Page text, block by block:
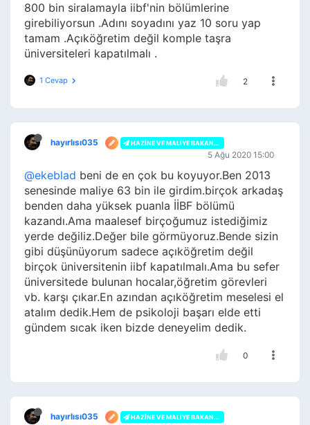
800 bin siralamayla iibf'nin bölümlerine
girebiliyorsun .Adını soyadını yaz 10 soru yap
tamam .Açıköğretim değil komple taşra
üniversiteleri kapatılmalı .
1 Cevap 2
hayırlısı035 HAZINE VE MALIYE BAKANLIĞI
5 Ağu 2020 15:00
@ekeblad beni de en çok bu koyuyor.Ben 2013
senesinde maliye 63 bin ile girdim.birçok arkadaş
benden daha yüksek puanla İİBF bölümü
kazandı.Ama maalesef birçoğumuz istediğimiz
yerde değiliz.Değer bile görmüyoruz.Bende sizin
gibi düşünüyorum sadece açıköğretim değil
birçok üniversitenin iibf kapatılmalı.Ama bu sefer
üniversitede bulunan hocalar,öğretim görevleri
vb. karşı çıkar.En azından açıköğretim meselesi el
atalım dedik.Hem de psikoloji başarı elde etti
gündem sıcak iken bizde deneyelim dedik.
0
hayırlısı035 HAZINE VE MALIYE BAKANLIĞI